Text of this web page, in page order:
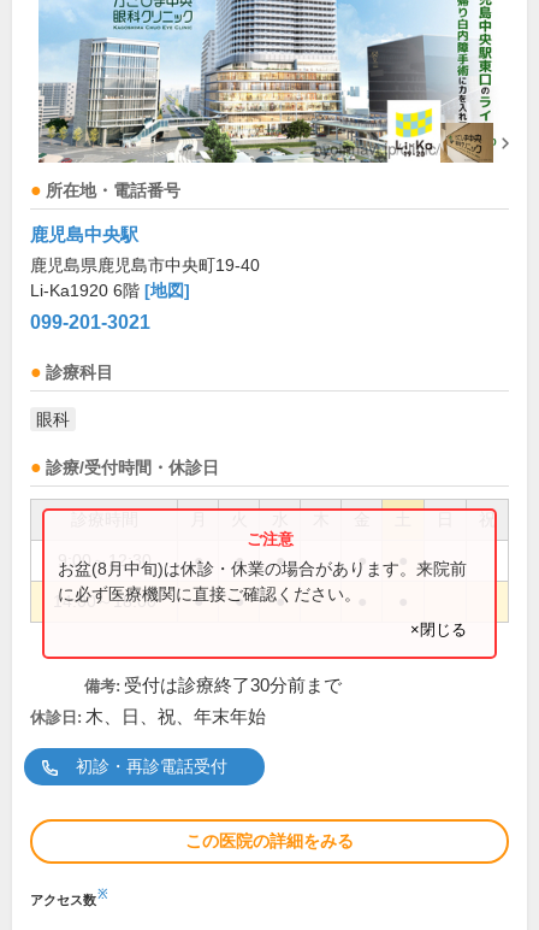
所在地・電話番号
鹿児島中央駅
鹿児島県鹿児島市中央町19-40
Li-Ka1920 6階 [地図]
099-201-3021
診療科目
眼科
診療/受付時間・休診日
祝
9:00～12:30 ● ● ● ●
14:00～18:00 ● ● ●
お盆(8月中旬)は休診・休業の場合があります。来院前
に必ず医療機関に直接ご確認ください。
×閉じる
備考: 受付は診療終了30分前まで
休診日: 木、日、祝、年末年始
初診・再診電話受付
この医院の詳細をみる
アクセス数※